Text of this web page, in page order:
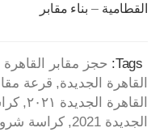
القطامية – بناء مقابر
Tags: حجز مقابر القاهرة
القاهرة الجديدة قرعة مقابر 6 أكتوبر
القاهرة الجديدة ٢٠٢١
الجديدة 2021
كراسة